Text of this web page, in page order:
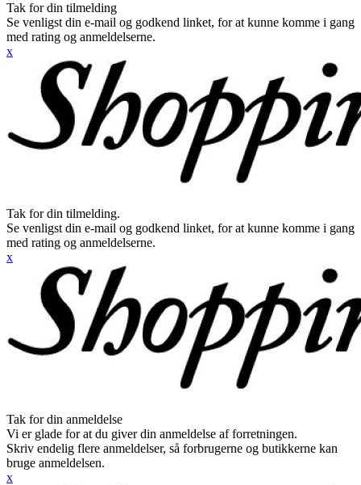
Tak for din tilmelding
Se venligst din e-mail og godkend linket, for at kunne komme i gang
med rating og anmeldelserne.
x
Tak for din tilmelding.
Se venligst din e-mail og godkend linket, for at kunne komme i gang
med rating og anmeldelserne.
x
Tak for din anmeldelse
Vi er glade for at du giver din anmeldelse af forretningen.
Skriv endelig flere anmeldelser, så forbrugerne og butikkerne kan
bruge anmeldelsen.
x